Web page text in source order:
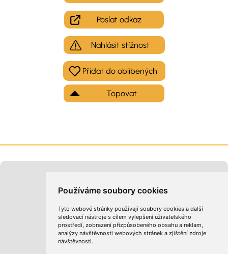
Používáme soubory cookies
Tyto webové stránky používají soubory cookies a další
sledovací nástroje s cílem vylepšení uživatelského
prostředí, zobrazení přizpůsobeného obsahu a reklam,
analýzy návštěvnosti webových stránek a zjištění zdroje
návštěvnosti.
Poslat odkaz
Nahlásit stížnost
Topovat
Kontakt na provozovatele
Obchodní podmínky